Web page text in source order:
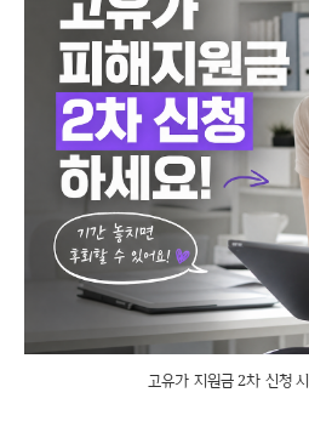
고유가 지원금 2차 신청